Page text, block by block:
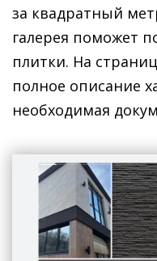
за квадратный
галерея поможет
плитки. На
полное описание
необходимая